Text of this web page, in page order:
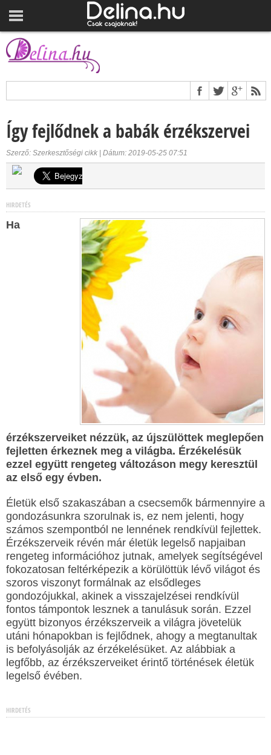
Így fejlődnek a babák érzékszervei
Szerző: Szerkesztőségi cikk | Dátum: 2019-05-25 07:51
HIRDETÉS
Ha
érzékszerveiket nézzük, az újszülöttek meglepően
fejletten érkeznek meg a világba. Érzékelésük
ezzel együtt rengeteg változáson megy keresztül
az első egy évben.
Életük első szakaszában a csecsemők bármennyire a
gondozásunkra szorulnak is, ez nem jelenti, hogy
számos szempontból ne lennének rendkívül fejlettek.
Érzékszerveik révén már életük legelső napjaiban
rengeteg információhoz jutnak, amelyek segítségével
fokozatosan feltérképezik a körülöttük lévő világot és
szoros viszonyt formálnak az elsődleges
gondozójukkal, akinek a visszajelzései rendkívül
fontos támpontok lesznek a tanulásuk során. Ezzel
együtt bizonyos érzékszerveik a világra jövetelük
utáni hónapokban is fejlődnek, ahogy a megtanultak
is befolyásolják az érzékelésüket. Az alábbiak a
legfőbb, az érzékszerveiket érintő történések életük
legelső évében.
HIRDETÉS